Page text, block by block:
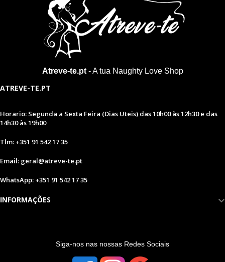
Atreve-te.pt- A tua Naughty Love Shop
ATREVE-TE.PT
Horario: Segunda a Sexta Feira (Dias Uteis) das 10h00 às 12h30 e das
14h30 às 19h00
Tlm: +351 91 542 17 35
Email: geral@atreve-te.pt
WhatsApp: +351 91 542 17 35
INFORMAÇÕES
Siga-nos nas nossas Redes Sociais